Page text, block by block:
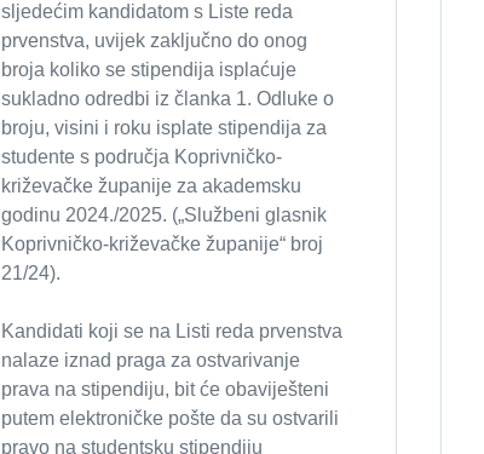
sljedećim kandidatom s Liste reda
prvenstva, uvijek zaključno do onog
broja koliko se stipendija isplaćuje
sukladno odredbi iz članka 1. Odluke o
broju, visini i roku isplate stipendija za
studente s područja Koprivničko-
križevačke županije za akademsku
godinu 2024./2025. („Službeni glasnik
Koprivničko-križevačke županije“ broj
21/24).
Kandidati koji se na Listi reda prvenstva
nalaze iznad praga za ostvarivanje
prava na stipendiju, bit će obaviješteni
putem elektroničke pošte da su ostvarili
pravo na studentsku stipendiju